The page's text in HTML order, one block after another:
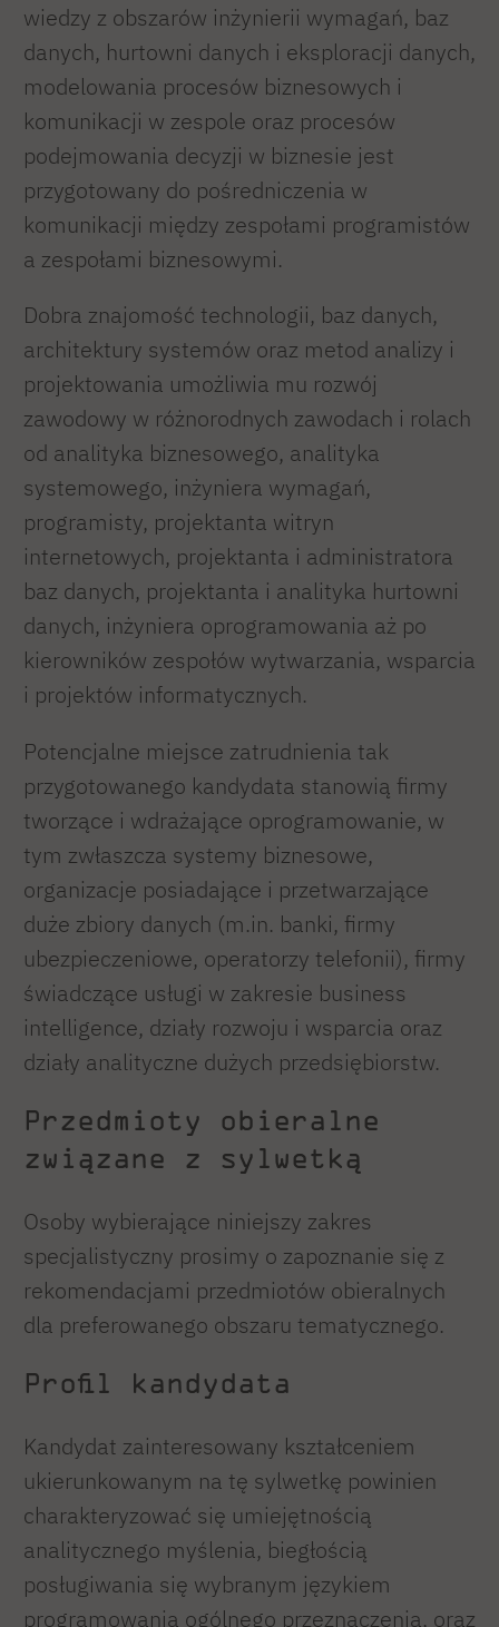
wiedzy z obszarów inżynierii wymagań, baz
danych, hurtowni danych i eksploracji danych,
modelowania procesów biznesowych i
komunikacji w zespole oraz procesów
podejmowania decyzji w biznesie jest
przygotowany do pośredniczenia w
komunikacji między zespołami programistów
a zespołami biznesowymi.
Dobra znajomość technologii, baz danych,
architektury systemów oraz metod analizy i
projektowania umożliwia mu rozwój
zawodowy w różnorodnych zawodach i rolach
od analityka biznesowego, analityka
systemowego, inżyniera wymagań,
programisty, projektanta witryn
internetowych, projektanta i administratora
baz danych, projektanta i analityka hurtowni
danych, inżyniera oprogramowania aż po
kierowników zespołów wytwarzania, wsparcia
i projektów informatycznych.
Potencjalne miejsce zatrudnienia tak
przygotowanego kandydata stanowią firmy
tworzące i wdrażające oprogramowanie, w
tym zwłaszcza systemy biznesowe,
organizacje posiadające i przetwarzające
duże zbiory danych (m.in. banki, firmy
ubezpieczeniowe, operatorzy telefonii), firmy
świadczące usługi w zakresie business
intelligence, działy rozwoju i wsparcia oraz
działy analityczne dużych przedsiębiorstw.
Przedmioty obieralne
związane z sylwetką
Osoby wybierające niniejszy zakres
specjalistyczny prosimy o zapoznanie się z
rekomendacjami przedmiotów obieralnych
dla preferowanego obszaru tematycznego.
Profil kandydata
Kandydat zainteresowany kształceniem
ukierunkowanym na tę sylwetkę powinien
charakteryzować się umiejętnością
analitycznego myślenia, biegłością
posługiwania się wybranym językiem
programowania ogólnego przeznaczenia, oraz